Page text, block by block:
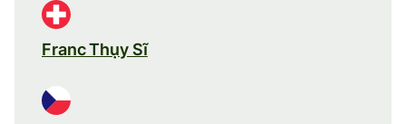
Franc Thụy Sĩ